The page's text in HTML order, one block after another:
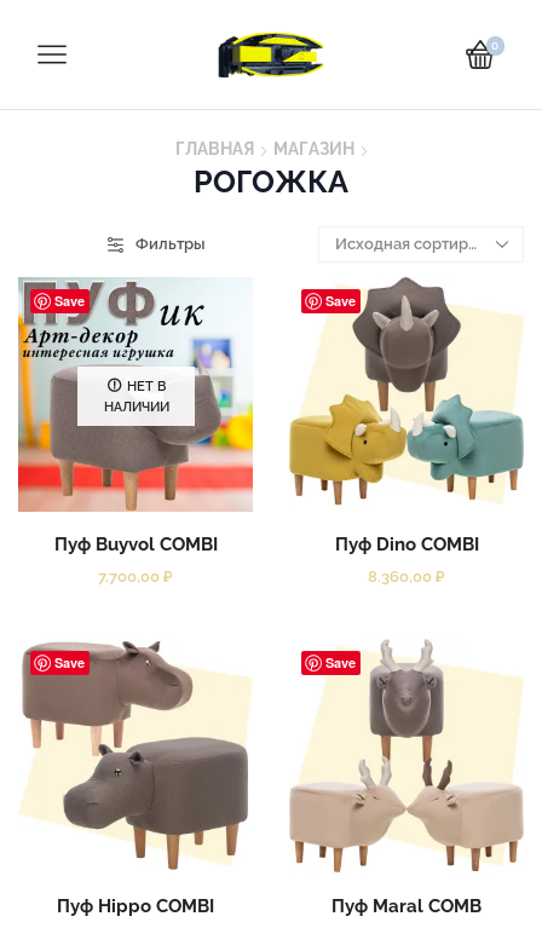
0
ГЛАВНАЯ МАГАЗИН
РОГОЖКА
Фильтры
Save
НЕТ В
НАЛИЧИИ
Пуф Buyvol COMBI
7.700,00 ₽
Save
Пуф Dino COMBI
8.360,00 ₽
Save
Пуф Hippo COMBI
Save
Пуф Maral COMB